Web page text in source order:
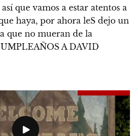
que vamos a estar atentos a
haya, por ahora leS dejo un
que no mueran de la
A DAVID